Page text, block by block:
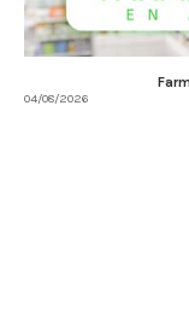
04/08/2026